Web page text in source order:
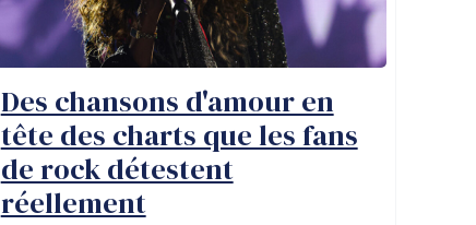
Des chansons d'amour en
tête des charts que les fans
de rock détestent
réellement